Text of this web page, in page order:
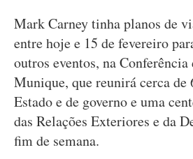
Mark Carney tinha planos de
entre hoje e 15 de fevereiro
outros eventos, na Conferência
Munique, que reunirá cerca de
Estado e de governo e uma
das Relações Exteriores e da
fim de semana.